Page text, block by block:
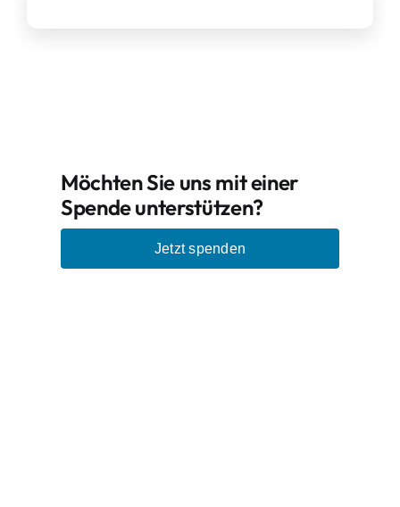
Möchten Sie uns mit einer
Spende unterstützen?
Jetzt spenden